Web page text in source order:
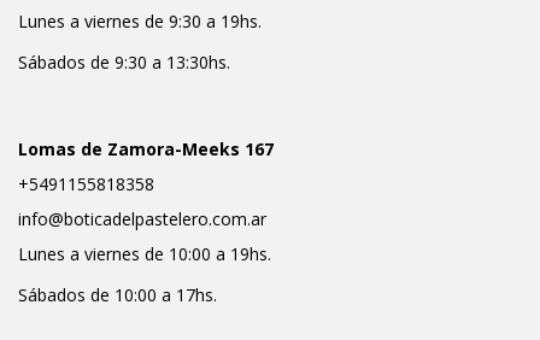
Lunes a viernes de 9:30 a 19hs.
Sábados de 9:30 a 13:30hs.
Lomas de Zamora-Meeks 167
+5491155818358
info@boticadelpastelero.com.ar
Lunes a viernes de 10:00 a 19hs.
Sábados de 10:00 a 17hs.